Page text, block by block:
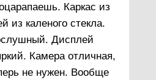
Каркас из
из каленого стекла.
Дисплей
Камера отличная,
не нужен. Вообще